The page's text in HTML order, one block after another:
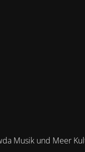
Musik und Meer